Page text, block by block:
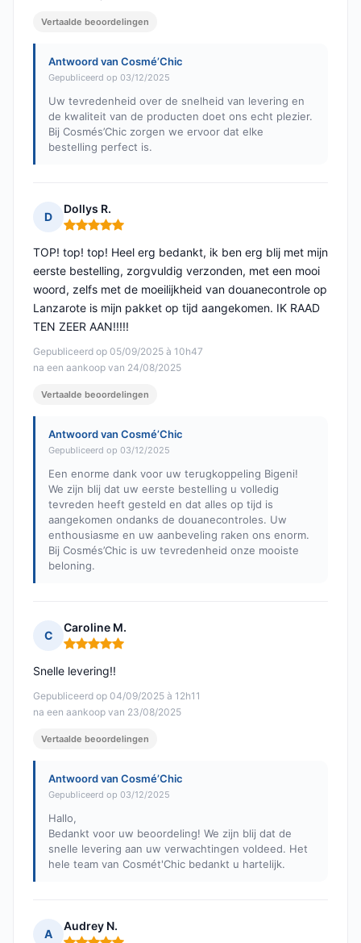
Vertaalde beoordelingen
Antwoord van Cosmé’Chic
Gepubliceerd op 03/12/2025
Uw tevredenheid over de snelheid van levering en
de kwaliteit van de producten doet ons echt plezier.
Bij Cosmés’Chic zorgen we ervoor dat elke
bestelling perfect is.
D
Dollys R.
Opmerking: 5 van 5
Gepubliceerd op 05/09/2025 à 10h47
na een aankoop van 24/08/2025
TOP! top! top! Heel erg bedankt, ik ben erg blij met mijn
eerste bestelling, zorgvuldig verzonden, met een mooi
woord, zelfs met de moeilijkheid van douanecontrole op
Lanzarote is mijn pakket op tijd aangekomen. IK RAAD
TEN ZEER AAN!!!!!
Vertaalde beoordelingen
Antwoord van Cosmé’Chic
Gepubliceerd op 03/12/2025
Een enorme dank voor uw terugkoppeling Bigeni!
We zijn blij dat uw eerste bestelling u volledig
tevreden heeft gesteld en dat alles op tijd is
aangekomen ondanks de douanecontroles. Uw
enthousiasme en uw aanbeveling raken ons enorm.
Bij Cosmés’Chic is uw tevredenheid onze mooiste
beloning.
C
Caroline M.
Opmerking: 5 van 5
Gepubliceerd op 04/09/2025 à 12h11
na een aankoop van 23/08/2025
Snelle levering!!
Vertaalde beoordelingen
Antwoord van Cosmé’Chic
Gepubliceerd op 03/12/2025
Hallo,
Bedankt voor uw beoordeling! We zijn blij dat de
snelle levering aan uw verwachtingen voldeed. Het
hele team van Cosmét'Chic bedankt u hartelijk.
A
Audrey N.